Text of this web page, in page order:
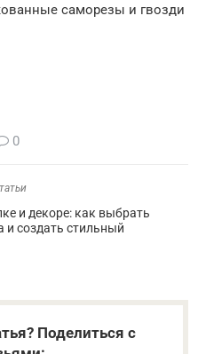
саморезы и гвозди
0
и декоре: как выбрать
и создать стильный
Поделиться с